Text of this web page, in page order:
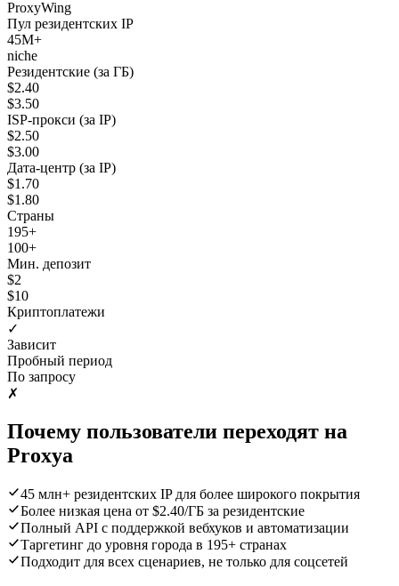
ProxyWing
Пул резидентских IP
45M+
niche
Резидентские (за ГБ)
$2.40
$3.50
ISP-прокси (за IP)
$2.50
$3.00
Дата-центр (за IP)
$1.70
$1.80
Страны
195+
100+
Мин. депозит
$2
$10
Криптоплатежи
✓
Зависит
Пробный период
По запросу
✗
Почему пользователи переходят на
Proxya
45 млн+ резидентских IP для более широкого покрытия
Более низкая цена от $2.40/ГБ за резидентские
Полный API с поддержкой вебхуков и автоматизации
Таргетинг до уровня города в 195+ странах
Подходит для всех сценариев, не только для соцсетей